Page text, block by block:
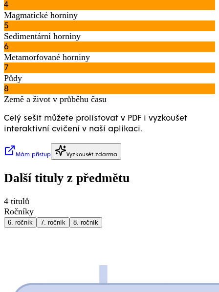
4
Magmatické horniny
5
Sedimentární horniny
6
Metamorfované horniny
7
Půdy
8
Země a život v průběhu času
Celý sešit můžete prolistovat v PDF i vyzkoušet
interaktivní cvičení v naší aplikaci.
Mám přístup Vyzkousét zdarma
Další tituly z předmětu
4 titulů
Ročníky
6 . ročník 7 . ročník 8 . ročník